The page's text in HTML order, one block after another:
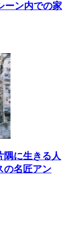
ーン内での家
隅に生きる人
の名匠アン